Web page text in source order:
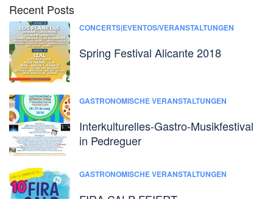
Recent Posts
CONCERTS|EVENTOS/VERANSTALTUNGEN
Spring Festival Alicante 2018
GASTRONOMISCHE VERANSTALTUNGEN
Interkulturelles-Gastro-Musikfestival
in Pedreguer
GASTRONOMISCHE VERANSTALTUNGEN